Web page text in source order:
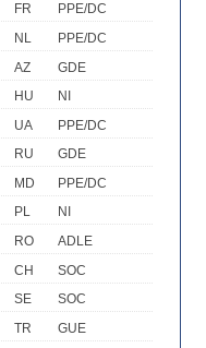
FR
PPE/DC
NL
PPE/DC
AZ
GDE
HU
NI
UA
PPE/DC
RU
GDE
MD
PPE/DC
PL
NI
RO
ADLE
CH
SOC
SE
SOC
TR
GUE